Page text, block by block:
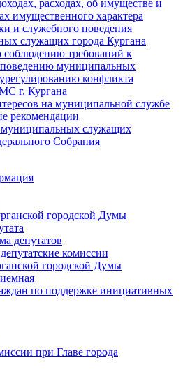
расходах, об имуществе и
имущественного характера
и служебного поведения
служащих города Кургана
требований к
муниципальных
конфликта
г. Кургана
на муниципальной службе
рекомендации
муниципальных служащих
Cобрания
городской Думы
депутатов
комиссии
городской Думы
по поддержке инициативных
при Главе города